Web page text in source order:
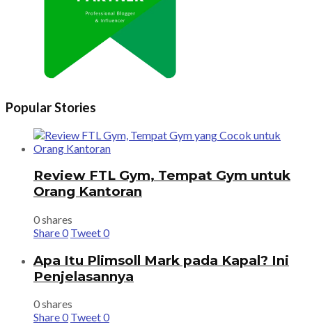
Popular Stories
Review FTL Gym, Tempat Gym untuk
Orang Kantoran
0 shares
Share0 Tweet0
Apa Itu Plimsoll Mark pada Kapal? Ini
Penjelasannya
0 shares
Share0 Tweet0